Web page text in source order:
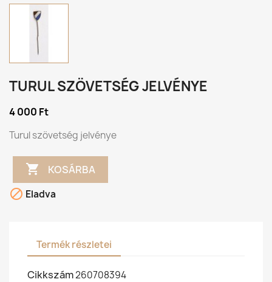
TURUL SZÖVETSÉG JELVÉNYE
4 000 Ft
Turul szövetség jelvénye
 KOSÁRBA
 Eladva
Termék részletei
Cikkszám260708394